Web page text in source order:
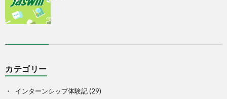
カテゴリー
インターンシップ体験記(29)